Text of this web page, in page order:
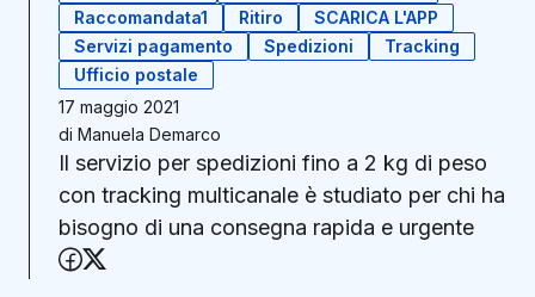
Raccomandata1
Ritiro
SCARICA L'APP
Servizi pagamento
Spedizioni
Tracking
Ufficio postale
17 maggio 2021
di Manuela Demarco
Il servizio per spedizioni fino a 2 kg di peso
con tracking multicanale è studiato per chi ha
bisogno di una consegna rapida e urgente
Condividi su Facebook